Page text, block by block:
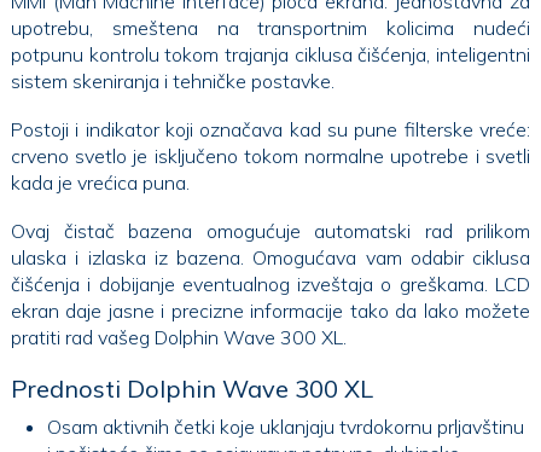
upotrebu, smeštena na transportnim kolicima nudeći
potpunu kontrolu tokom trajanja ciklusa čišćenja, inteligentni
sistem skeniranja i tehničke postavke.
Postoji i indikator koji označava kad su pune filterske vreće:
crveno svetlo je isključeno tokom normalne upotrebe i svetli
kada je vrećica puna.
Ovaj čistač bazena omogućuje automatski rad prilikom
ulaska i izlaska iz bazena. Omogućava vam odabir ciklusa
čišćenja i dobijanje eventualnog izveštaja o greškama. LCD
ekran daje jasne i precizne informacije tako da lako možete
pratiti rad vašeg Dolphin Wave 300 XL.
Prednosti Dolphin Wave 300 XL
Osam aktivnih četki koje uklanjaju tvrdokornu prljavštinu